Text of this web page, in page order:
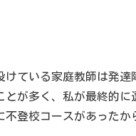
けている家庭教師は発達
とが多く、私が最終的に
登校コースがあったか